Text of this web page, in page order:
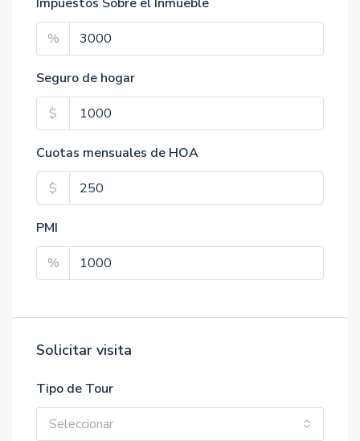
%
Seguro de hogar
$
Cuotas mensuales de HOA
$
PMI
%
Solicitar visita
Tipo de Tour
Seleccionar